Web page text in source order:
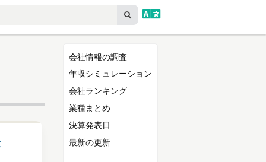
会社情報の調査
年収シミュレーション
会社ランキング
業種まとめ
決算発表日
最新の更新